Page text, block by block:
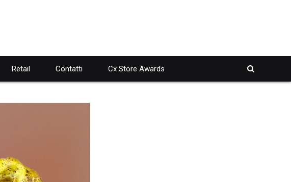
Retail Contatti Cx Store Awards